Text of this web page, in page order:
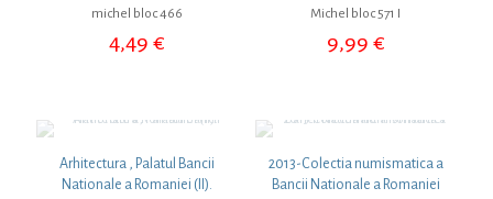
michel bloc 466
4,49€
Michel bloc 571 I
9,99 €
Arhitectura , Palatul Bancii
Nationale a Romaniei (II).
2013-Colectia numismatica a
Bancii Nationale a Romaniei